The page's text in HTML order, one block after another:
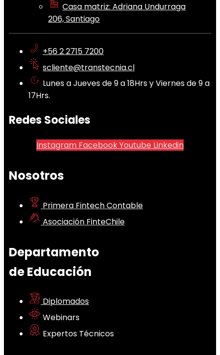
Casa matriz: Adriana Undurraga
206, Santiago
+56 2 2715 7200
scliente@transtecnia.cl
Lunes a Jueves de 9 a 18Hrs y Viernes de 9 a
17Hrs.
Redes Sociales
Instagram FacebookYoutube Linkedin
Nosotros
Primera Fintech Contable
Asociación FinteChile
Departamento
de Educación
Diplomados
Webinars
Expertos Técnicos